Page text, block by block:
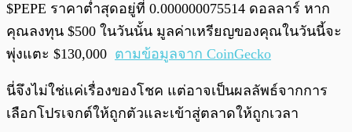
$PEPE ราคาต่ำสุดอยู่ที่ 0.000000075514 ดอลลาร์ หาก
คุณลงทุน $500 ในวันนั้น มูลค่าเหรียญของคุณในวันนี้จะ
พุ่งแตะ $130,000 ตามข้อมูลจาก CoinGecko
นี่จึงไม่ใช่แค่เรื่องของโชค แต่อาจเป็นผลลัพธ์จากการ
เลือกโปรเจกต์ให้ถูกตัวและเข้าสู่ตลาดให้ถูกเวลา